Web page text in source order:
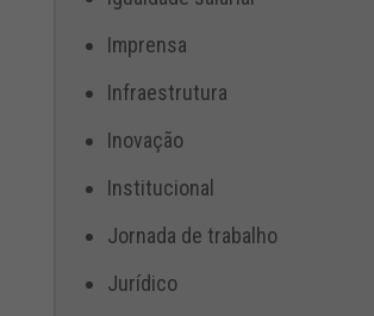
Imprensa
Infraestrutura
Inovação
Institucional
Jornada de trabalho
Jurídico